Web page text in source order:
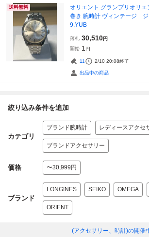
送料無料
オリエント グランプリオリ
巻き 腕時計 ヴィンテー
9.YUB
落札 30,510円
開始 1 円
11 2/10 20:08終了
出品中の商品
絞り込み条件を追加
カテゴリ
ブランド腕時計 レディースアクセ
ブランドアクセサリー
価格 〜30,999円
ブランド
LONGINES SEIKO OMEGA
ORIENT
(アクセサリー、時計)の開催